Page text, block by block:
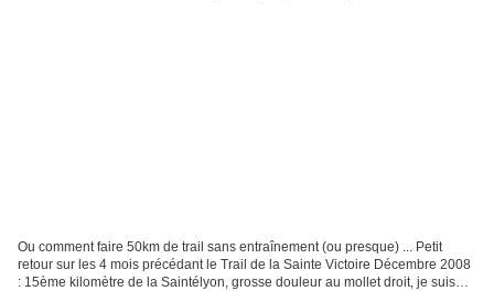
Ou comment faire 50km de trail sans entraînement (ou presque) ... Petit
retour sur les 4 mois précédant le Trail de la Sainte Victoire Décembre 2008
: 15ème kilomètre de la Saintélyon, grosse douleur au mollet droit, je suis